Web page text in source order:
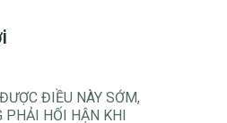
ĐIỀU NÀY SỚM,
PHẢI HỐI HẬN KHI